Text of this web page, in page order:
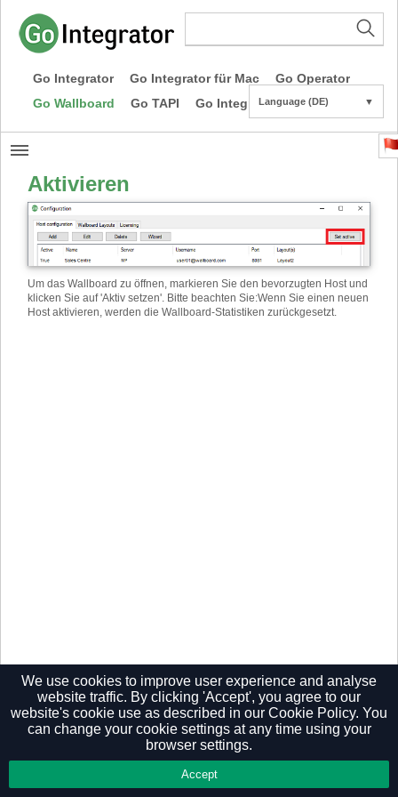
Go Integrator Go Integrator für Mac
Go Operator
Go Wallboard
Go TAPI Go Integrator CE
Language (DE) ▼
Aktivieren
Um das Wallboard zu öffnen, markieren Sie den bevorzugten Host und
klicken Sie auf 'Aktiv setzen'. Bitte beachten Sie:Wenn Sie einen neuen
Host aktivieren, werden die Wallboard-Statistiken zurückgesetzt.
Privacy Policy
We use cookies to improve user experience and analyse
website traffic. By clicking 'Accept', you agree to our
website's cookie use as described in our Cookie Policy. You
can change your cookie settings at any time using your
browser settings.
Accept